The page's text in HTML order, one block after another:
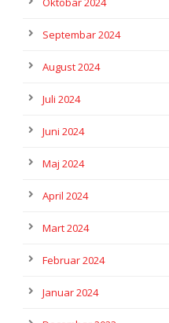
Septembar 2024
August 2024
Juli 2024
Juni 2024
Maj 2024
April 2024
Mart 2024
Februar 2024
Januar 2024